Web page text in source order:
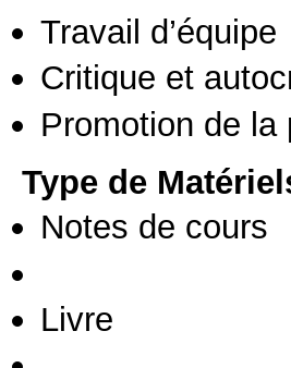
Travail d’équipe
Critique et
Promotion de
Type de
Notes de cours
Livre